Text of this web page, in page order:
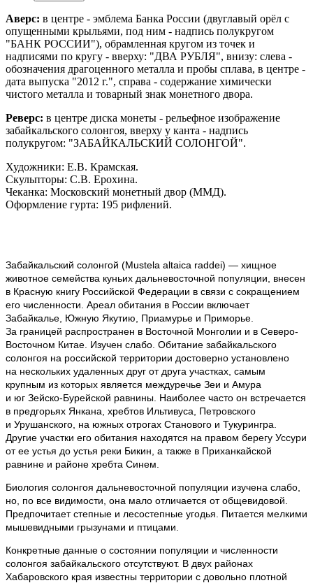
Аверс: в центре - эмблема Банка России (двуглавый орёл с
опущенными крыльями, под ним - надпись полукругом
"БАНК РОССИИ"), обрамленная кругом из точек и
надписями по кругу - вверху: "ДВА РУБЛЯ", внизу: слева -
обозначения драгоценного металла и пробы сплава, в центре -
дата выпуска "2012 г.", справа - содержание химически
чистого металла и товарный знак монетного двора.
Реверс: в центре диска монеты - рельефное изображение
забайкальского солонгоя, вверху у канта - надпись
полукругом: "ЗАБАЙКАЛЬСКИЙ СОЛОНГОЙ".
Художники: Е.В. Крамская.
Скульпторы: С.В. Ерохина.
Чеканка: Московский монетный двор (ММД).
Оформление гурта: 195 рифлений.
Забайкальский солонгой (Mustela altaica raddei) — хищное
животное семейства куньих дальневосточной популяции, внесен
в Красную книгу Российской Федерации в связи с сокращением
его численности. Ареал обитания в России включает
Забайкалье, Южную Якутию, Приамурье и Приморье.
За границей распространен в Восточной Монголии и в Северо-
Восточном Китае. Изучен слабо. Обитание забайкальского
солонгоя на российской территории достоверно установлено
на нескольких удаленных друг от друга участках, самым
крупным из которых является междуречье Зеи и Амура
и юг Зейско-Бурейской равнины. Наиболее часто он встречается
в предгорьях Янкана, хребтов Ильтивуса, Петровского
и Урушанского, на южных отрогах Станового и Тукурингра.
Другие участки его обитания находятся на правом берегу Уссури
от ее устья до устья реки Бикин, а также в Приханкайской
равнине и районе хребта Синем.
Биология солонгоя дальневосточной популяции изучена слабо,
но, по все видимости, она мало отличается от общевидовой.
Предпочитает степные и лесостепные угодья. Питается мелкими
мышевидными грызунами и птицами.
Конкретные данные о состоянии популяции и численности
солонгоя забайкальского отсутствуют. В двух районах
Хабаровского края известны территории с довольно плотной